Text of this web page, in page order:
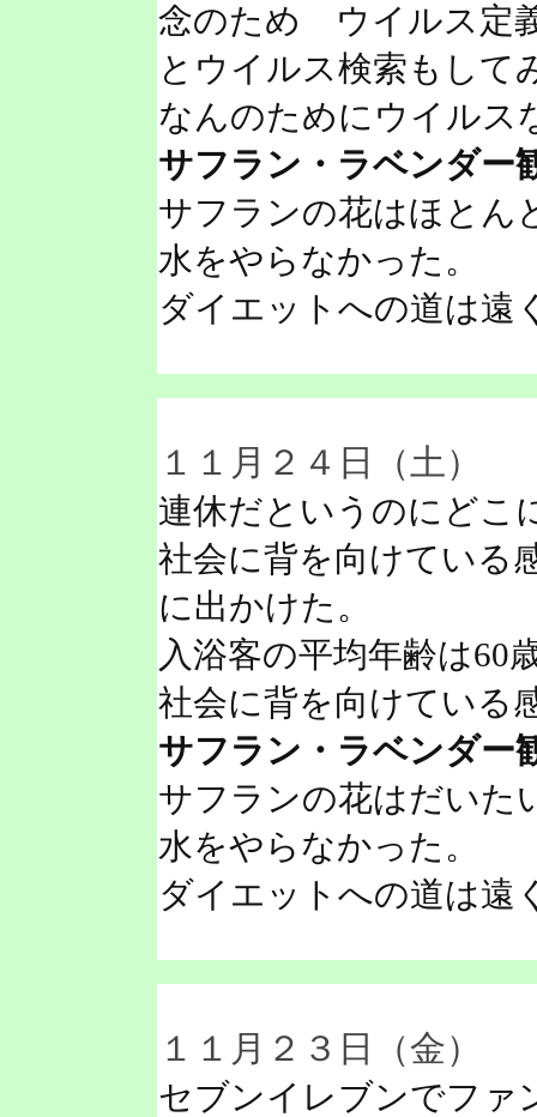
念のため ウイルス定
とウイルス検索もして
なんのためにウイルス
サフラン・ラベンダー
サフランの花はほとん
水をやらなかった。
ダイエットへの道は遠
１１月２４日（土）
連休だというのにどこ
社会に背を向けている
に出かけた。
入浴客の平均年齢は60
社会に背を向けている
サフラン・ラベンダー
サフランの花はだいた
水をやらなかった。
ダイエットへの道は遠
１１月２３日（金）
セブンイレブンでファ